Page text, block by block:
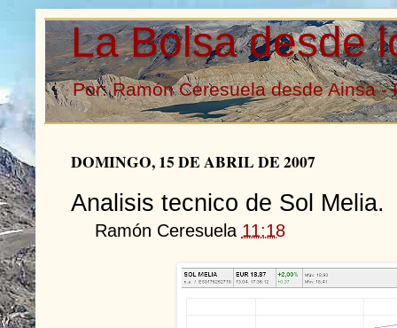
La Bolsa desde
Por: Ramón Ceresuela desde Ainsa -
DOMINGO, 15 DE ABRIL DE 2007
Analisis tecnico de Sol Melia.
Ramón Ceresuela 11:18